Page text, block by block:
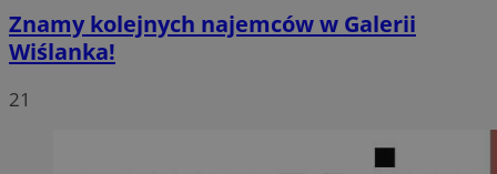
Znamy kolejnych najemców w Galerii
Wiślanka!
21